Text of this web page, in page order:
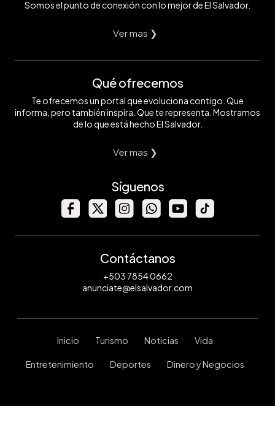
Somos el punto de conexión con lo mejor de El Salvador.
Ver mas ❯
Qué ofrecemos
Te ofrecemos un portal que evoluciona contigo. Que
informa, pero también inspira. Que te representa. Mostramos
de lo que está hecho El Salvador.
Ver mas ❯
Síguenos
Contáctanos
+503 7854 0662
anunciate@elsalvador.com
Inicio Turismo Noticias Vida
Entretenimiento Deportes Dinero y Negocios